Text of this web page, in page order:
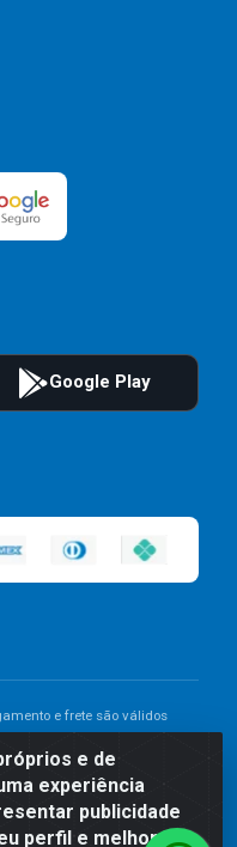
e de
experiência
publicidade
perfil e melhorar a
e frete são válidos
válido o preço que for
momento do pagamento.
do estoque.
ilustrativas.